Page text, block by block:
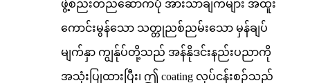
ဖွဲ့စည်းတည်ဆောက်ပုံ အားသာချက်များ အထူး
ကောင်းမွန်သော သတ္တုညစ်ညမ်းသော မှန်ချပ်
မျက်နှာ ကျွန်ုပ်တို့သည် အန်နိုဒင်းနည်းပညာကို
အသုံးပြုထားပြီး၊ ဤ coating လုပ်ငန်းစဉ်သည်